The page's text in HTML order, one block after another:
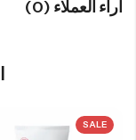
آراء العملاء (0)
SALE